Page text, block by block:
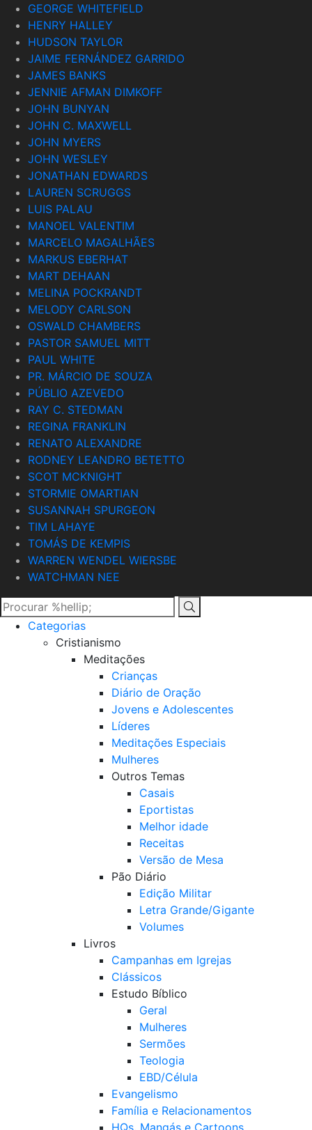
GEORGE WHITEFIELD
HENRY HALLEY
HUDSON TAYLOR
JAIME FERNÁNDEZ GARRIDO
JAMES BANKS
JENNIE AFMAN DIMKOFF
JOHN BUNYAN
JOHN C. MAXWELL
JOHN MYERS
JOHN WESLEY
JONATHAN EDWARDS
LAUREN SCRUGGS
LUIS PALAU
MANOEL VALENTIM
MARCELO MAGALHÃES
MARKUS EBERHAT
MART DEHAAN
MELINA POCKRANDT
MELODY CARLSON
OSWALD CHAMBERS
PASTOR SAMUEL MITT
PAUL WHITE
PR. MÁRCIO DE SOUZA
PÚBLIO AZEVEDO
RAY C. STEDMAN
REGINA FRANKLIN
RENATO ALEXANDRE
RODNEY LEANDRO BETETTO
SCOT MCKNIGHT
STORMIE OMARTIAN
SUSANNAH SPURGEON
TIM LAHAYE
TOMÁS DE KEMPIS
WARREN WENDEL WIERSBE
WATCHMAN NEE
Categorias
Cristianismo
Meditações
Crianças
Diário de Oração
Jovens e Adolescentes
Líderes
Meditações Especiais
Mulheres
Outros Temas
Casais
Eportistas
Melhor idade
Receitas
Versão de Mesa
Pão Diário
Edição Militar
Letra Grande/Gigante
Volumes
Livros
Campanhas em Igrejas
Clássicos
Estudo Bíblico
Geral
Mulheres
Sermões
Teologia
EBD/Célula
Evangelismo
Família e Relacionamentos